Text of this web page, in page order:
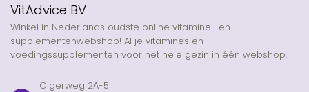
VitAdvice BV
Winkel in Nederlands oudste online vitamine- en
supplementenwebshop! Al je vitamines en
voedingssupplementen voor het hele gezin in één webshop.
Olgerweg 2A-5